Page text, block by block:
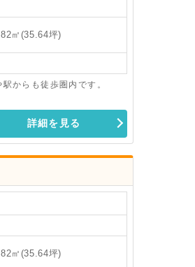
㎡(35.64坪)
からも徒歩圏内です。
詳細を見る
㎡(35.64坪)